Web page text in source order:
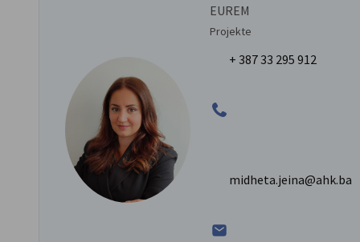
EUREM
Projekte
+ 387 33 295 912
midheta.jeina@ahk.ba